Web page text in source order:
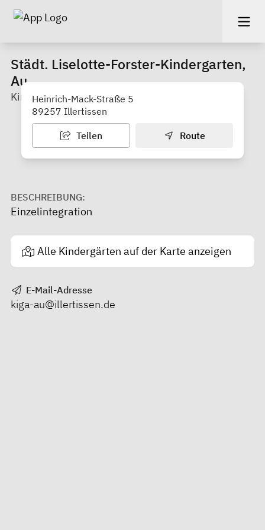
Städt. Liselotte-Forster-Kindergarten,
Au
Kindergarten
Heinrich-Mack-Straße 5
89257 Illertissen
Teilen Route
BESCHREIBUNG:
Einzelintegration
Alle Kindergärten auf der Karte anzeigen
E-Mail-Adresse
kiga-au@illertissen.de